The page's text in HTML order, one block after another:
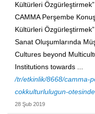
Kültürleri Özgürleştirmek”
CAMMA Perşembe
Kültürleri
Sanat Oluşumlarında
Cultures beyond
Institutions towards ...
/tr/etkinlik/8668/camma-
cokkulturlulugun-
28 Şub 2019